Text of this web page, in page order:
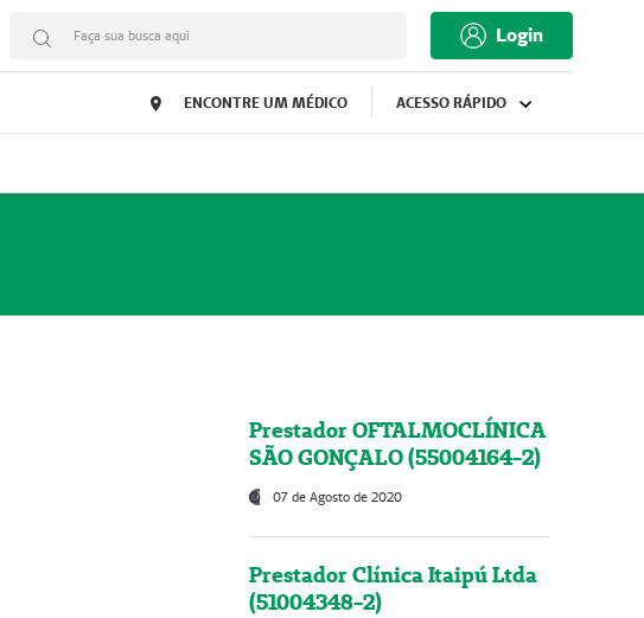
Faça sua busca aqui Login
ENCONTRE UM MÉDICO ACESSO RÁPIDO
Prestador OFTALMOCLÍNICA
SÃO GONÇALO (55004164-2)
07 de Agosto de 2020
Prestador Clínica Itaipú Ltda
(51004348-2)